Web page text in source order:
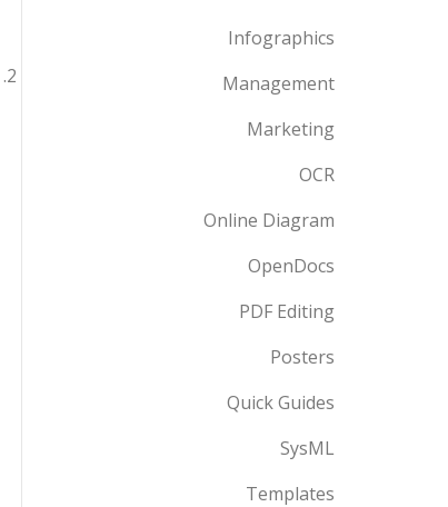
Infographics
Management
Marketing
OCR
Online Diagram
OpenDocs
PDF Editing
Posters
Quick Guides
SysML
Templates